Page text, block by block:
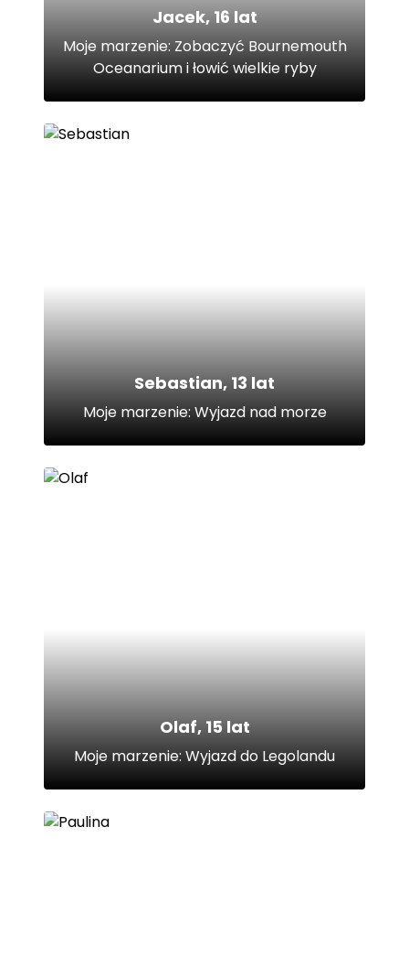
Jacek, 16 lat
Moje marzenie: Zobaczyć Bournemouth
Oceanarium i łowić wielkie ryby
Sebastian, 13 lat
Moje marzenie: Wyjazd nad morze
Olaf, 15 lat
Moje marzenie: Wyjazd do Legolandu